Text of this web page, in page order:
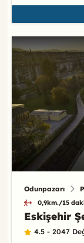
Odunpazarı
0,9km./15
Eskişehir
4.5 - 2047